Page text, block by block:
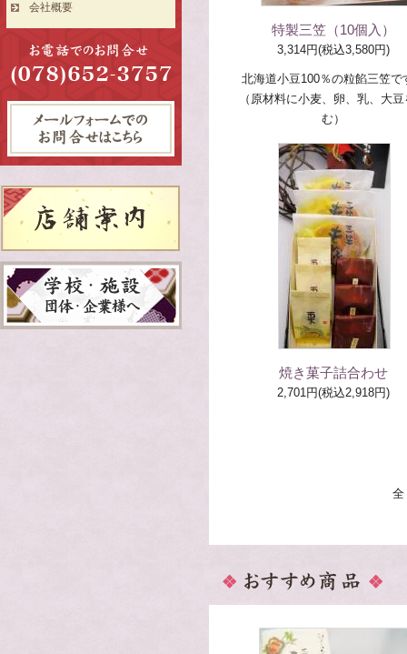
特製三笠（10個入）
3,314円(税込3,580円)
北海道小豆100％の粒餡三笠で
（原材料に小麦、卵、乳、大
む）
焼き菓子詰合わせ
2,701円(税込2,918円)
会社概要